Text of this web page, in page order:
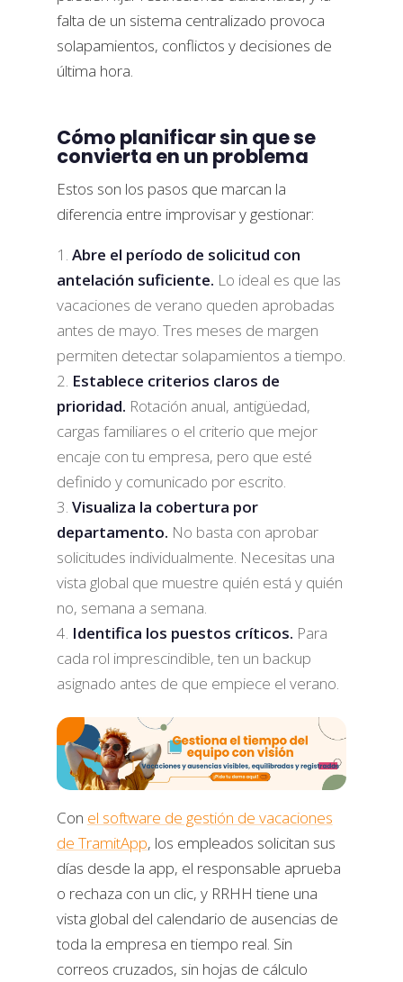
falta de un sistema centralizado provoca
solapamientos, conflictos y decisiones de
última hora.
Cómo planificar sin que se
convierta en un problema
Estos son los pasos que marcan la
diferencia entre improvisar y gestionar:
Abre el período de solicitud con
antelación suficiente. Lo ideal es que las
vacaciones de verano queden aprobadas
antes de mayo. Tres meses de margen
permiten detectar solapamientos a tiempo.
Establece criterios claros de
prioridad. Rotación anual, antigüedad,
cargas familiares o el criterio que mejor
encaje con tu empresa, pero que esté
definido y comunicado por escrito.
Visualiza la cobertura por
departamento. No basta con aprobar
solicitudes individualmente. Necesitas una
vista global que muestre quién está y quién
no, semana a semana.
Identifica los puestos críticos. Para
cada rol imprescindible, ten un backup
asignado antes de que empiece el verano.
Con el software de gestión de vacaciones
de TramitApp, los empleados solicitan sus
días desde la app, el responsable aprueba
o rechaza con un clic, y RRHH tiene una
vista global del calendario de ausencias de
toda la empresa en tiempo real. Sin
correos cruzados, sin hojas de cálculo